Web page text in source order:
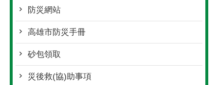
防災網站
高雄市防災手冊
砂包領取
災後救(協)助事項